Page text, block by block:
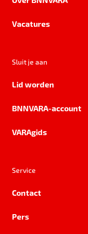
Vacatures
Sluit je aan
Lid worden
BNNVARA-account
VARAgids
Service
Contact
Pers